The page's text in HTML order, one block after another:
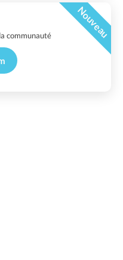
Nouveau
communauté